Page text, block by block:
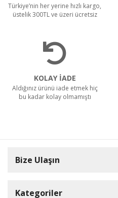
Türkiye’nin her yerine hızlı kargo,
üstelik 300TL ve üzeri ücretsiz
KOLAY İADE
Aldığınız ürünü iade etmek hiç
bu kadar kolay olmamıştı
Bize Ulaşın
Kategoriler